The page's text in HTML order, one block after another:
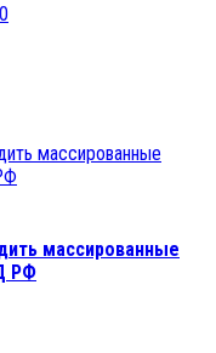
0
массированные
РФ